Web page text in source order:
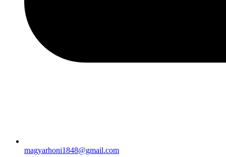
magyarhoni1848@gmail.com